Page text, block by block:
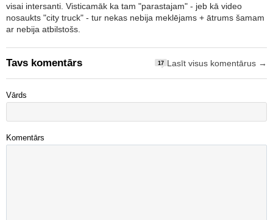
visai intersanti. Visticamāk ka tam "parastajam" - jeb kā video
nosaukts "city truck" - tur nekas nebija meklējams + ātrums šamam
ar nebija atbilstošs.
Tavs komentārs 17 Lasīt visus komentārus →
Vārds
Komentārs